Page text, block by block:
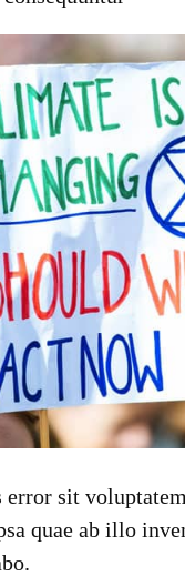
sit
quae ab illo